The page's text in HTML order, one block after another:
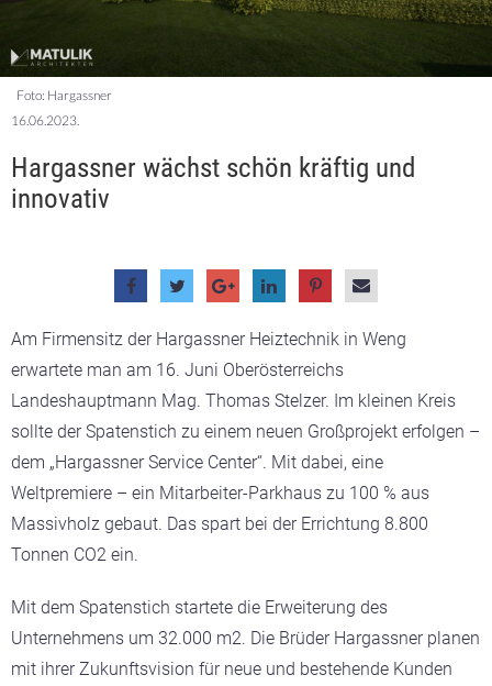
Foto: Hargassner
16.06.2023.
Hargassner wächst schön kräftig und
innovativ
Am Firmensitz der Hargassner Heiztechnik in Weng
erwartete man am 16. Juni Oberösterreichs
Landeshauptmann Mag. Thomas Stelzer. Im kleinen Kreis
sollte der Spatenstich zu einem neuen Großprojekt erfolgen –
dem „Hargassner Service Center“. Mit dabei, eine
Weltpremiere – ein Mitarbeiter-Parkhaus zu 100 % aus
Massivholz gebaut. Das spart bei der Errichtung 8.800
Tonnen CO2 ein.
Mit dem Spatenstich startete die Erweiterung des
Unternehmens um 32.000 m2. Die Brüder Hargassner planen
mit ihrer Zukunftsvision für neue und bestehende Kunden